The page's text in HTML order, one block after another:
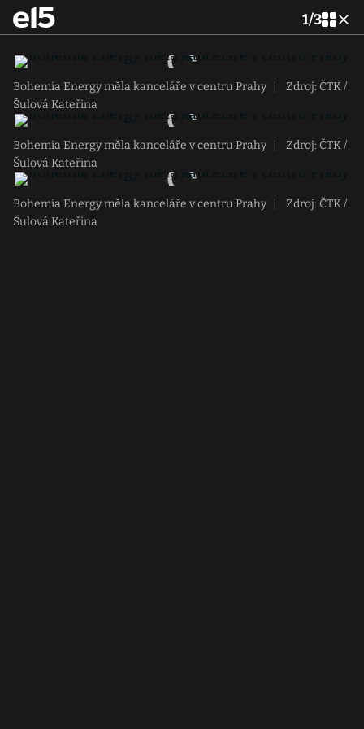
1/3
Bohemia Energy měla kanceláře v centru Prahy
Zdroj: ČTK /
Šulová Kateřina
Bohemia Energy měla kanceláře v centru Prahy
Zdroj: ČTK /
Šulová Kateřina
Bohemia Energy měla kanceláře v centru Prahy
Zdroj: ČTK /
Šulová Kateřina